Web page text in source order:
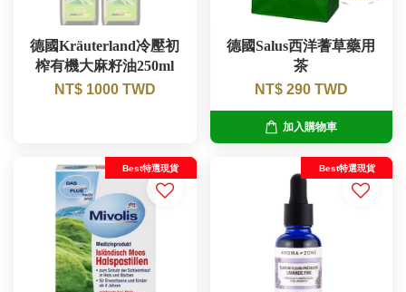
德國Kräuterland冷壓初
榨有機大麻籽油250ml
NT$ 1000 TWD
德國Salus西洋蓍草藥用
茶
NT$ 290 TWD
加入購物車
Best特選現貨 Best特選現貨